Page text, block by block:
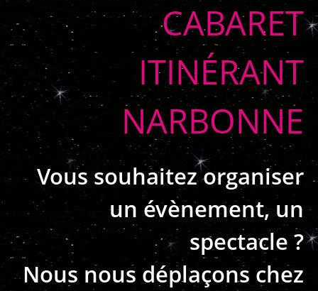
CABARET
ITINÉRANT
NARBONNE
Vous souhaitez organiser
un évènement, un
spectacle ?
Nous nous déplaçons chez